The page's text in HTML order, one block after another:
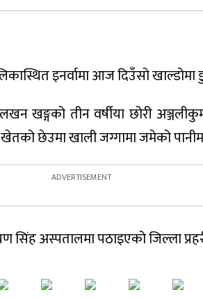
इनर्वामा आज दिउँसो
खङ्गको तीन वर्षीया छोरी
छेउमा खाली जग्गामा जमेको
सिंह अस्पतालमा पठाइएको जिल्ला